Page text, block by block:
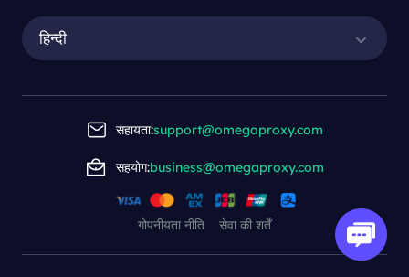
हिन्दी
सहायता:support@omegaproxy.com
सहयोग:business@omegaproxy.com
गोपनीयता नीति सेवा की शर्तें